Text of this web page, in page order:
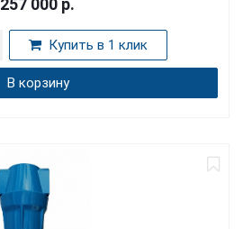
257 000 р.
Купить в 1 клик
В корзину